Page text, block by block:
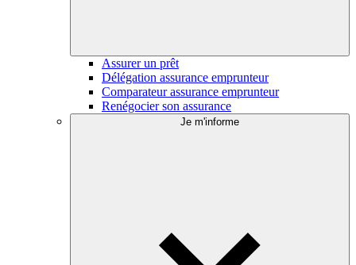
Assurer un prêt
Délégation assurance emprunteur
Comparateur assurance emprunteur
Renégocier son assurance
Je m'informe